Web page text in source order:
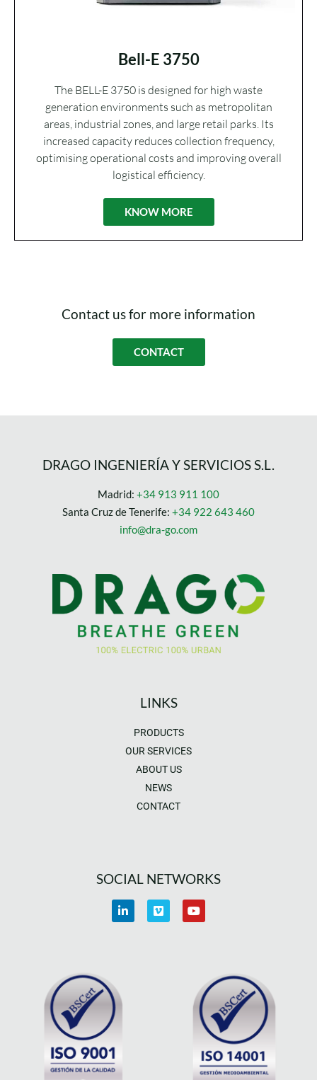
Bell-E 3750
The BELL-E 3750 is designed for high waste
generation environments such as metropolitan
areas, industrial zones, and large retail parks. Its
increased capacity reduces collection frequency,
optimising operational costs and improving overall
logistical efficiency.
KNOW MORE
Contact us for more information
CONTACT
DRAGO INGENIERÍA Y SERVICIOS S.L.
Madrid: +34 913 911 100
Santa Cruz de Tenerife: +34 922 643 460
info@dra-go.com
LINKS
PRODUCTS
OUR SERVICES
ABOUT US
NEWS
CONTACT
SOCIAL NETWORKS